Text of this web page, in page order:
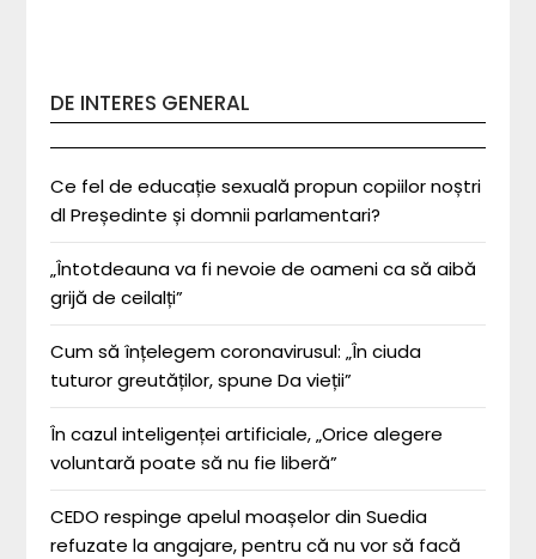
DE INTERES GENERAL
Ce fel de educație sexuală propun copiilor noștri
dl Președinte și domnii parlamentari?
„Întotdeauna va fi nevoie de oameni ca să aibă
grijă de ceilalți”
Cum să înțelegem coronavirusul: „În ciuda
tuturor greutăților, spune Da vieții”
În cazul inteligenței artificiale, „Orice alegere
voluntară poate să nu fie liberă”
CEDO respinge apelul moașelor din Suedia
refuzate la angajare, pentru că nu vor să facă